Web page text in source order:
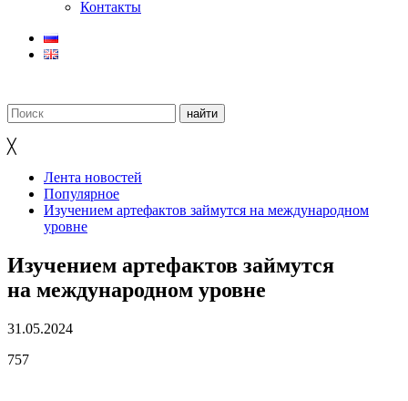
Контакты
╳
Лента новостей
Популярное
Изучением артефактов займутся на международном
уровне
Изучением артефактов займутся
на международном уровне
31.05.2024
757